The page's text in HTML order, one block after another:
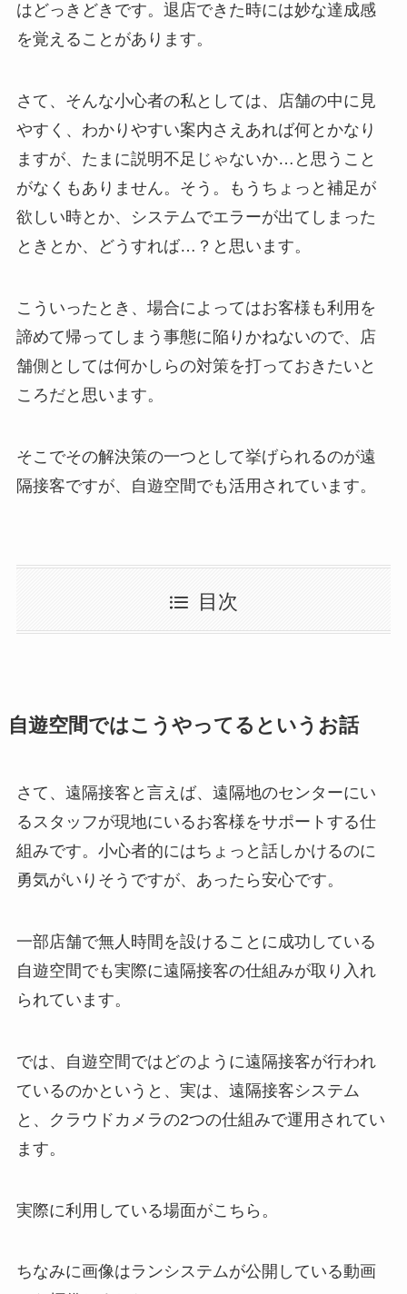
はどっきどきです。退店できた時には妙な達成感
を覚えることがあります。
さて、そんな小心者の私としては、店舗の中に見
やすく、わかりやすい案内さえあれば何とかなり
ますが、たまに説明不足じゃないか…と思うこと
がなくもありません。そう。もうちょっと補足が
欲しい時とか、システムでエラーが出てしまった
ときとか、どうすれば…？と思います。
こういったとき、場合によってはお客様も利用を
諦めて帰ってしまう事態に陥りかねないので、店
舗側としては何かしらの対策を打っておきたいと
ころだと思います。
そこでその解決策の一つとして挙げられるのが遠
隔接客ですが、自遊空間でも活用されています。
目次
自遊空間ではこうやってるというお話
さて、遠隔接客と言えば、遠隔地のセンターにい
るスタッフが現地にいるお客様をサポートする仕
組みです。小心者的にはちょっと話しかけるのに
勇気がいりそうですが、あったら安心です。
一部店舗で無人時間を設けることに成功している
自遊空間でも実際に遠隔接客の仕組みが取り入れ
られています。
では、自遊空間ではどのように遠隔接客が行われ
ているのかというと、実は、遠隔接客システム
と、クラウドカメラの2つの仕組みで運用されてい
ます。
実際に利用している場面がこちら。
ちなみに画像はランシステムが公開している動画